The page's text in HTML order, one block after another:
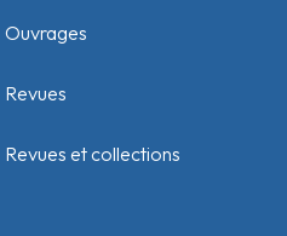
Ouvrages
Revues
Revues et collections